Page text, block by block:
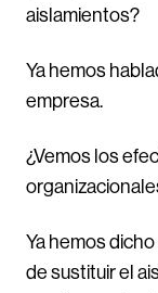
aislamientos?
Ya hemos
empresa.
¿Vemos los
Ya hemos
de sustituir el